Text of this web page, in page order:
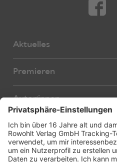
Aktuelles
Premieren
Autor:innen
Übersetzer:innen
Bearbeiter:innen
Stücke
Neue Stücke
E-Books
Foreign Rights